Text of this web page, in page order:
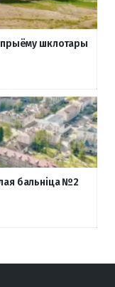
прыёму шклотары
бальніца №2